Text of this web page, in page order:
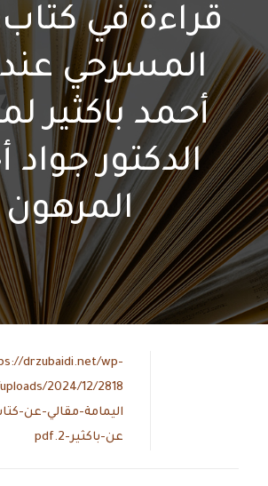
قراءة في
المسرحي
أحمد باكثير
الدكتور جواد
المرهون
drzubaidi.net/wp-
اليمامة-مقالي-عن-
عن-باكثير-2.pdf